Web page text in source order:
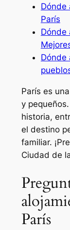
Dónde
París
Dónde
Dónde
París es
y
historia,
el destino
familiar.
Ciudad de
París